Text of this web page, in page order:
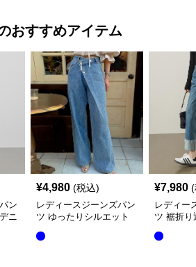
おすすめアイテム
ン
ニ
¥4,980 (税込)
レディースジーンズパン
ツ ゆったりシルエット
¥7,980 (
レディー
ツ 裾折り